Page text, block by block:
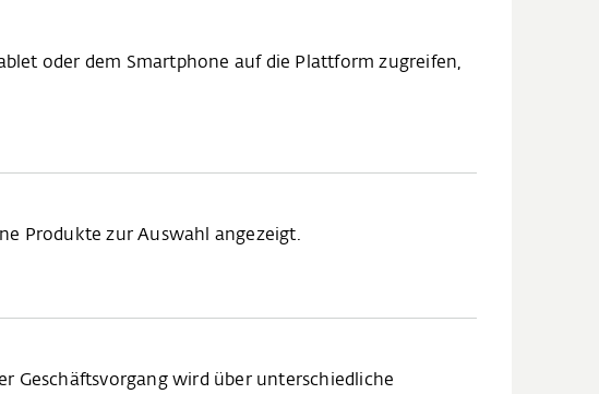
oder dem Smartphone auf die Plattform zugreifen,
Produkte zur Auswahl angezeigt.
Geschäftsvorgang wird über unterschiedliche